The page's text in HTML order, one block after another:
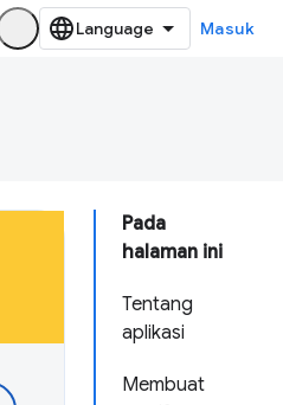
Masuk
Pada
halaman ini
Tentang
aplikasi
Membuat